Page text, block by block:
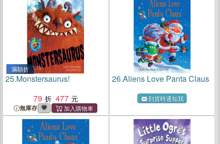
滿額折
25.Monstersaurus!
79
477
無庫存
26.Aliens Love Panta Claus
到貨時通知我